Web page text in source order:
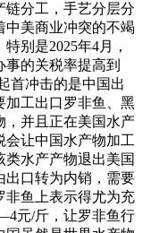
分工，手艺分层分
中美商业冲突的不竭
别是2025年4月，
的关税率提高到
首冲击的是中国出
加工出口罗非鱼、黑
，并且正在美国水产
会让中国水产物加工
类水产产物退出美国
出口转为内销，需要
非鱼上表示得尤为充
元/斤，让罗非鱼行